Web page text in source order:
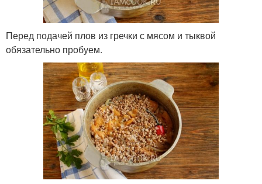
Перед подачей плов из гречки с мясом и тыквой
обязательно пробуем.